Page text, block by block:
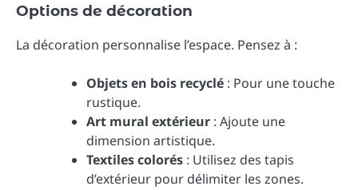
Options de décoration
La décoration personnalise l’espace. Pensez à :
Objets en bois recyclé : Pour une touche
rustique.
Art mural extérieur : Ajoute une
dimension artistique.
Textiles colorés : Utilisez des tapis
d’extérieur pour délimiter les zones.